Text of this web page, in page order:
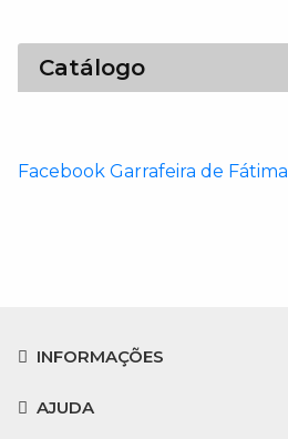
Catálogo
Facebook Garrafeira de Fátima
INFORMAÇÕES
AJUDA